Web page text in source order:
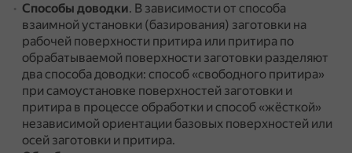
Способы доводки. В зависимости от способа
взаимной установки (базирования) заготовки на
рабочей поверхности притира или притира по
обрабатываемой поверхности заготовки разделяют
два способа доводки: способ «свободного притира»
при самоустановке поверхностей заготовки и
притира в процессе обработки и способ «жёсткой»
независимой ориентации базовых поверхностей или
осей заготовки и притира.